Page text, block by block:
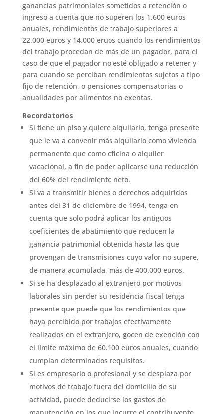
ganancias patrimoniales sometidos a retención o
ingreso a cuenta que no superen los 1.600 euros
anuales, rendimientos de trabajo superiores a
22.000 euros y 14.000 eruos cuando los rendimientos
del trabajo procedan de más de un pagador, para el
caso de que el pagador no esté obligado a retener y
para cuando se perciban rendimientos sujetos a tipo
fijo de retención, o pensiones compensatorias o
anualidades por alimentos no exentas.
Recordatorios
Si tiene un piso y quiere alquilarlo, tenga presente
que le va a convenir más alquilarlo como vivienda
permanente que como oficina o alquiler
vacacional, a fin de poder aplicarse una reducción
del 60% del rendimiento neto.
Si va a transmitir bienes o derechos adquiridos
antes del 31 de diciembre de 1994, tenga en
cuenta que solo podrá aplicar los antiguos
coeficientes de abatimiento que reducen la
ganancia patrimonial obtenida hasta las que
provengan de transmisiones cuyo valor no supere,
de manera acumulada, más de 400.000 euros.
Si se ha desplazado al extranjero por motivos
laborales sin perder su residencia fiscal tenga
presente que puede que los rendimientos que
haya percibido por trabajos efectivamente
realizados en el extranjero, gocen de exención con
el límite máximo de 60.100 euros anuales, cuando
cumplan determinados requisitos.
Si es empresario o profesional y se desplaza por
motivos de trabajo fuera del domicilio de su
actividad, puede deducirse los gastos de